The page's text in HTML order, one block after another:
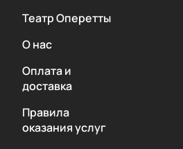
Театр Оперетты
О нас
Оплата и
доставка
Правила
оказания услуг